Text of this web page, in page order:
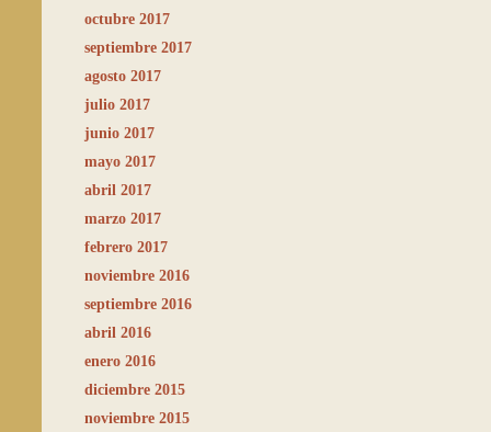
octubre 2017
septiembre 2017
agosto 2017
julio 2017
junio 2017
mayo 2017
abril 2017
marzo 2017
febrero 2017
noviembre 2016
septiembre 2016
abril 2016
enero 2016
diciembre 2015
noviembre 2015